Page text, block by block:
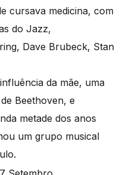
cursava medicina, com
do Jazz,
Dave Brubeck, Stan
da mãe, uma
Beethoven, e
metade dos anos
um grupo musical